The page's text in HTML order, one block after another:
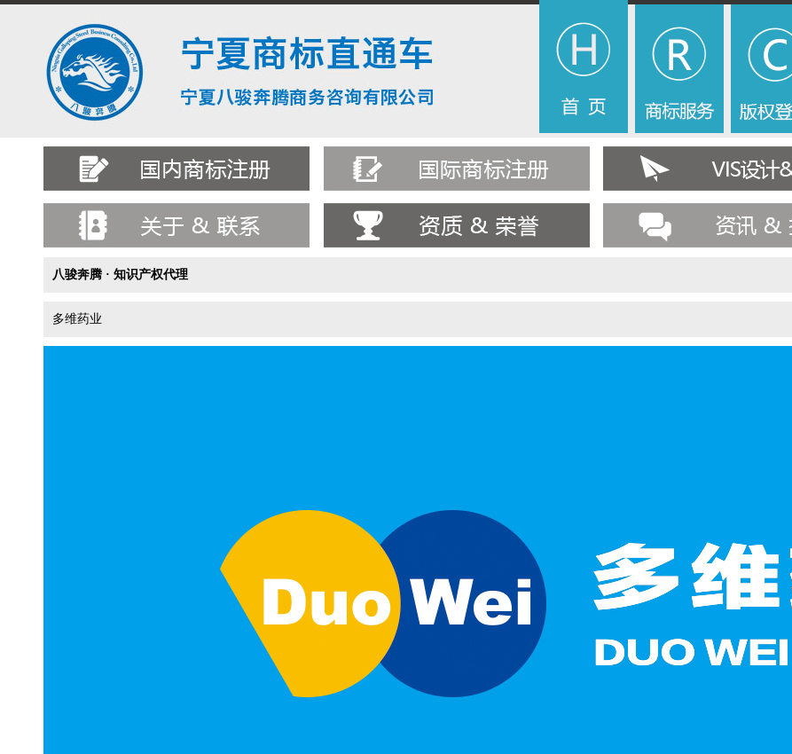
八骏奔腾 · 知识产权代理
多维药业